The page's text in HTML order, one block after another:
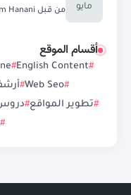
مايو من قبل Hanani
أقسام الموقع
English Content
Web Seo
تطوير المواقع